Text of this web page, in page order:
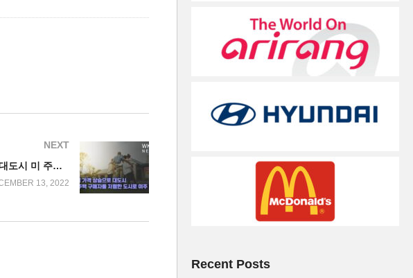
NEXT
주택 가격 상승으로 대도시 미 주택 구매자들 저렴한 도시로 이주 모색
13, 2022
Recent Posts